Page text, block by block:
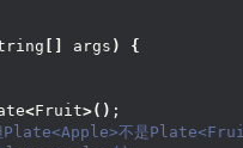
args )
{
<Fruit>() ;
不是